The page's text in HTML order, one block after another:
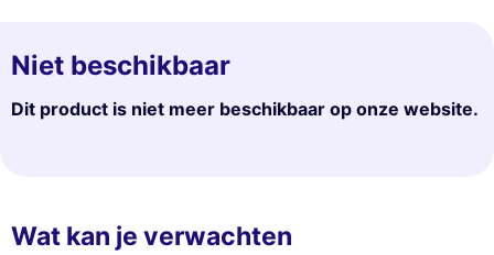
Niet beschikbaar
Dit product is niet meer beschikbaar op onze website.
Wat kan je verwachten